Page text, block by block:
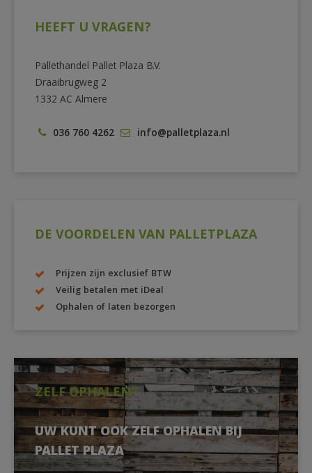
HEEFT U VRAGEN?
Pallethandel Pallet Plaza B.V.
Draaibrugweg 2
1332 AC Almere
036 760 4262 info@palletplaza.nl
DE VOORDELEN VAN PALLETPLAZA
Prijzen zijn exclusief BTW
Veilig betalen met iDeal
Ophalen of laten bezorgen
ZELF OPHALEN?
UW KUNT OOK ZELF OPHALEN BIJ
PALLET PLAZA